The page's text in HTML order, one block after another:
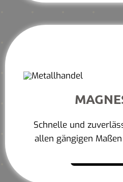
Schnelle und
allen gängigen